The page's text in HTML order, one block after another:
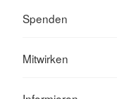
Spenden
Mitwirken